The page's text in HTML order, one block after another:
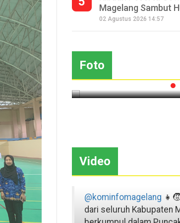
Magelang Sambut
02 Agustus 2026 14:57
Foto
Tradisi di
Van Java
Seperempat Abad
Festival Lima
Video
@kominfomagelang
dari seluruh Kabupaten